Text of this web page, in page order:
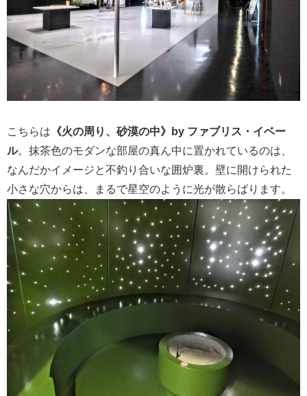
こちらは 《火の周り、砂漠の中》by ファブリス・イベー
ル。抹茶色のモダンな部屋の真ん中に置かれているのは、
なんだかイメージと不釣り合いな囲炉裏。壁に開けられた
小さな穴からは、まるで星空のように光が散らばります。